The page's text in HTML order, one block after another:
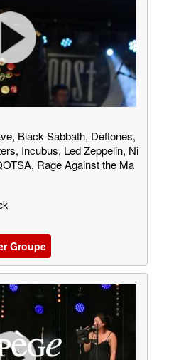
Black Sabbath, Deftones,
Incubus, Led Zeppelin, Ni
Rage Against the Ma
SOAD, Soundgarden, T
Groupe